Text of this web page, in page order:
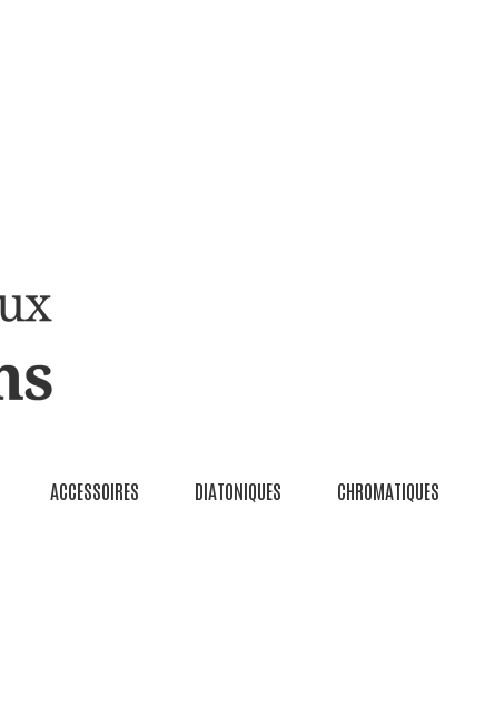
ACCESSOIRES DIATONIQUES CHROMATIQUES